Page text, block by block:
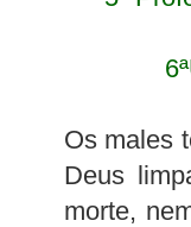
Os males
Deus
morte,